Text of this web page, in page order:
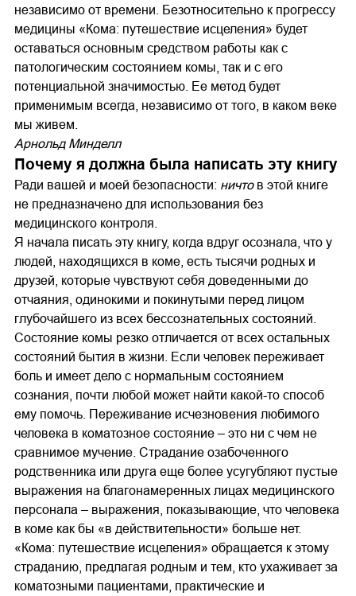
независимо от времени. Безотносительно к прогрессу
медицины «Кома: путешествие исцеления» будет
оставаться основным средством работы как с
патологическим состоянием комы, так и с его
потенциальной значимостью. Ее метод будет
применимым всегда, независимо от того, в каком веке
мы живем.
Арнольд Минделл
Почему я должна была написать эту книгу
Ради вашей и моей безопасности: ничтов этой книге
не предназначено для использования без
медицинского контроля.
Я начала писать эту книгу, когда вдруг осознала, что у
людей, находящихся в коме, есть тысячи родных и
друзей, которые чувствуют себя доведенными до
отчаяния, одинокими и покинутыми перед лицом
глубочайшего из всех бессознательных состояний.
Состояние комы резко отличается от всех остальных
состояний бытия в жизни. Если человек переживает
боль и имеет дело с нормальным состоянием
сознания, почти любой может найти какой-то способ
ему помочь. Переживание исчезновения любимого
человека в коматозное состояние – это ни с чем не
сравнимое мучение. Страдание озабоченного
родственника или друга еще более усугубляют пустые
выражения на благонамеренных лицах медицинского
персонала – выражения, показывающие, что человека
в коме как бы «в действительности» больше нет.
«Кома: путешествие исцеления» обращается к этому
страданию, предлагая родным и тем, кто ухаживает за
коматозными пациентами, практические и